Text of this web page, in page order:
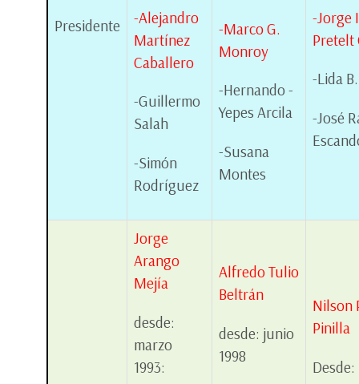
Presidente
-Alejandro
Martínez
Caballero
-Guillermo
Salah
-Simón
Rodríguez
-Marco G.
Monroy
-Hernando -
Yepes Arcila
-Susana
Montes
-Jorge
Pretelt
-Lida
-José
Jorge
Arango
Mejía
desde:
marzo
1993:
Alfredo Tulio
Beltrán
desde: junio
1998
Nilson
Pinilla